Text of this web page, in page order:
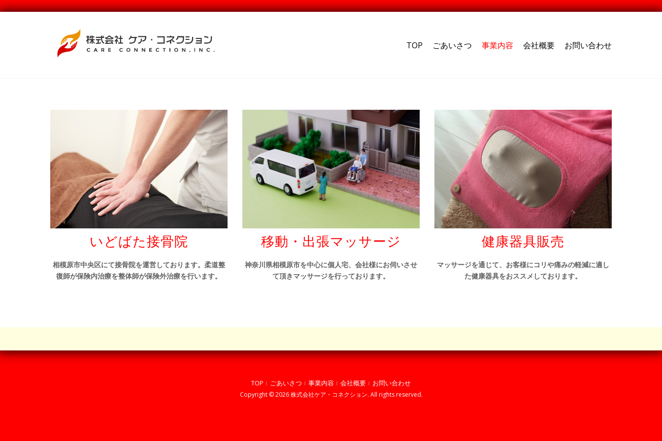
TOP ごあいさつ 事業内容 会社概要 お問い合わせ
いどばた接骨院
相模原市中央区にて接骨院を運営しております。柔道整
復師が保険内治療を整体師が保険外治療を行います。
移動・出張マッサージ
神奈川県相模原市を中心に個人宅、会社様にお伺いさせ
て頂きマッサージを行っております。
健康器具販売
マッサージを通じて、お客様にコリや痛みの軽減に適し
た健康器具をおススメしております。
TOP ごあいさつ 事業内容 会社概要 お問い合わせ
Copyright © 2026 株式会社ケア・コネクション. All rights reserved.